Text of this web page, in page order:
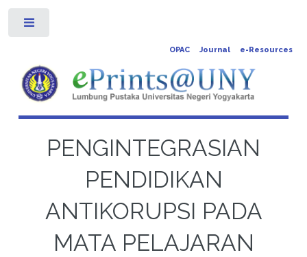
OPAC Journal e-Resources
PENGINTEGRASIAN
PENDIDIKAN
ANTIKORUPSI PADA
MATA PELAJARAN